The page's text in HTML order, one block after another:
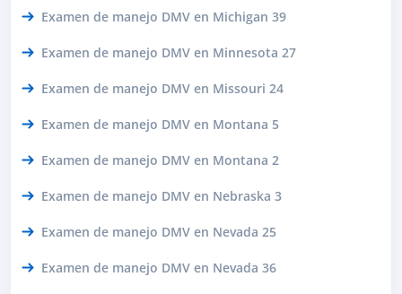
Examen de manejo DMV en Michigan 39
Examen de manejo DMV en Minnesota 27
Examen de manejo DMV en Missouri 24
Examen de manejo DMV en Montana 5
Examen de manejo DMV en Montana 2
Examen de manejo DMV en Nebraska 3
Examen de manejo DMV en Nevada 25
Examen de manejo DMV en Nevada 36